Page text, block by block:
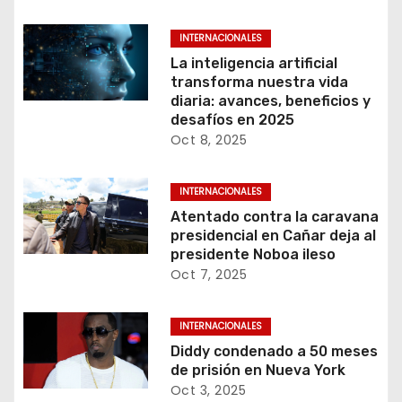
INTERNACIONALES
La inteligencia artificial
transforma nuestra vida
diaria: avances, beneficios y
desafíos en 2025
Oct 8, 2025
INTERNACIONALES
Atentado contra la caravana
presidencial en Cañar deja al
presidente Noboa ileso
Oct 7, 2025
INTERNACIONALES
Diddy condenado a 50 meses
de prisión en Nueva York
Oct 3, 2025